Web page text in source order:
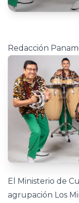
Redacción
El Ministerio de
agrupación Los